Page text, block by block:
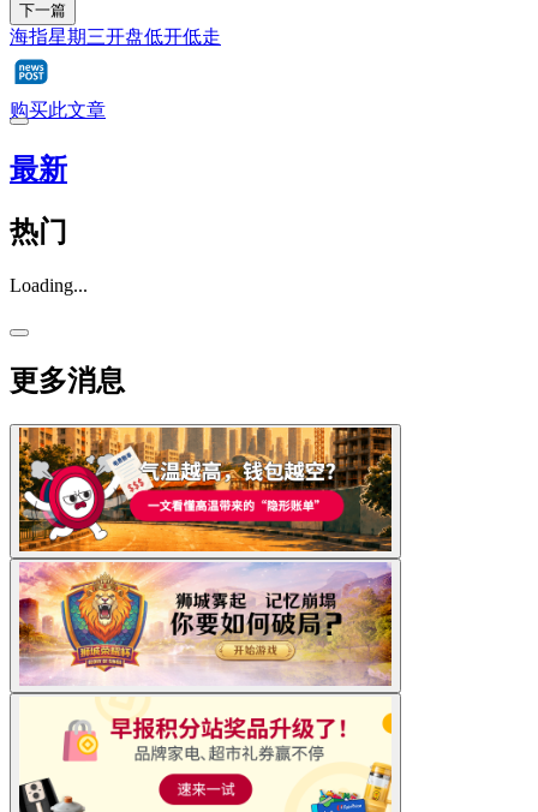
下一篇
海指星期三开盘低开低走
购买此文章
最新
热门
Loading...
更多消息